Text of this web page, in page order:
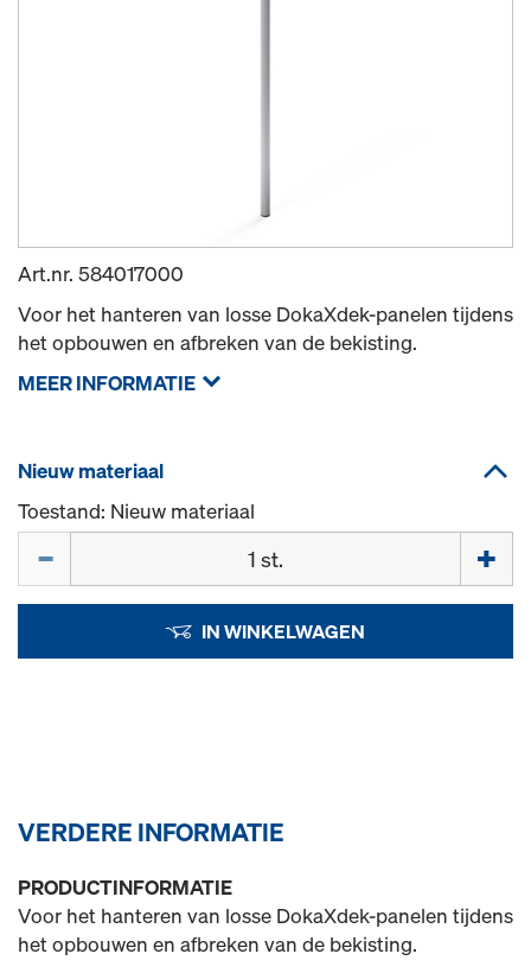
Art.nr. 584017000
Voor het hanteren van losse DokaXdek-panelen tijdens
het opbouwen en afbreken van de bekisting.
MEER INFORMATIE
Nieuw materiaal
Toestand: Nieuw materiaal
IN WINKELWAGEN
VERDERE INFORMATIE
PRODUCTINFORMATIE
Voor het hanteren van losse DokaXdek-panelen tijdens
het opbouwen en afbreken van de bekisting.